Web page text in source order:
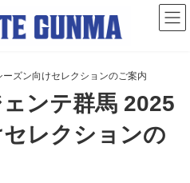
ーズン向けセレクションのご案内
ェンテ群馬 2025
レクションの